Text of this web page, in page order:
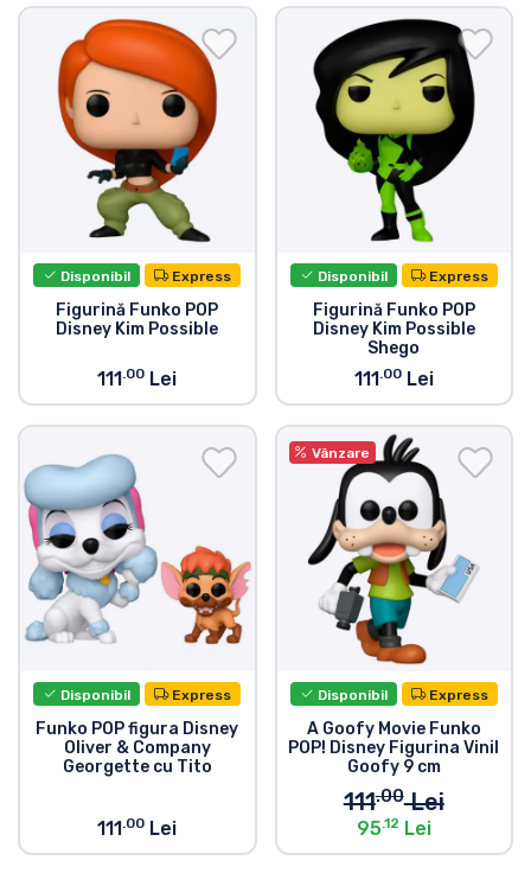
Disponibil Express
Figurină Funko POP
Disney Kim Possible
111 .00 Lei
Disponibil Express
Figurină Funko POP
Disney Kim Possible
Shego
111.00Lei
Disponibil Express
Funko POP figura Disney
Oliver & Company
Georgette cu Tito
111 .00 Lei
Vânzare
Disponibil Express
A Goofy Movie Funko
POP! Disney Figurina Vinil
Goofy 9 cm
111.00Lei
95.12 Lei
Sortare după muzică
Tipuri de produse
Mărci